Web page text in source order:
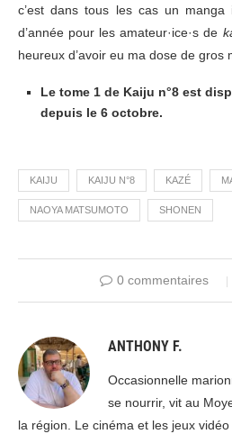
c’est dans tous les cas un manga
d’année pour les amateur·ice·s de
heureux d’avoir eu ma dose de gros
Le tome 1 de Kaiju n°8 est
depuis le 6 octobre.
KAIJU KAIJU N°8 KAZÉ
NAOYA MATSUMOTO SHONEN
0 commentaires
ANTHONY F.
Occasionnelle
se nourrir, vit au
la région. Le cinéma et les jeux